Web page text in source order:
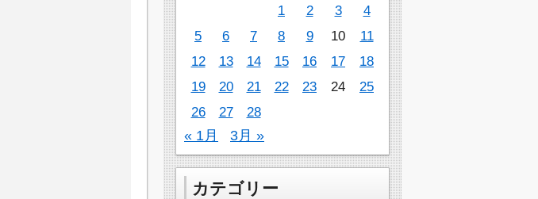
1
2 3
4
5
6 7 8 9 10
11
12
13 14 15 16 17
18
19
20 21 22 23 24
25
26
27 28
« 1月 3月 »
カテゴリー